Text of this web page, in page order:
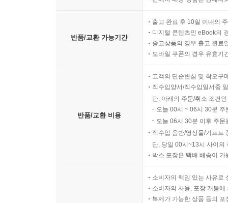
반품/교환 가능기간
출고 완료 후 10일 이내의
디지털 콘텐츠인 eBook의
중고상품의 경우 출고 완료
모바일 쿠폰의 경우 유효기
반품/교환 비용
고객의 단순변심 및 착오구
직수입양서/직수입일서중
단, 아래의 주문/취소 조건
오늘 00시 ~ 06시 30분
오늘 06시 30분 이후 주
직수입 음반/영상물/기프트
단, 당일 00시~13시 사이의
박스 포장은 택배 배송이
소비자의 책임 있는 사유로
소비자의 사용, 포장 개봉
복제가 가능한 상품 등의